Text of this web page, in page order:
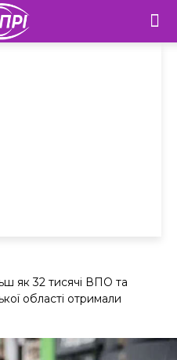
як 32 тисячі ВПО та
області отримали